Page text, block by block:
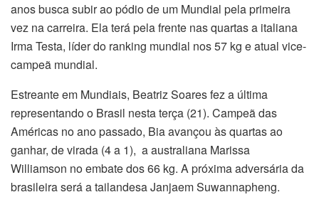
anos busca subir ao pódio de um Mundial pela primeira
vez na carreira. Ela terá pela frente nas quartas a italiana
Irma Testa, líder do ranking mundial nos 57 kg e atual vice-
campeã mundial.
Estreante em Mundiais, Beatriz Soares fez a última
representando o Brasil nesta terça (21). Campeã das
Américas no ano passado, Bia avançou às quartas ao
ganhar, de virada (4 a 1), a australiana Marissa
Williamson no embate dos 66 kg. A próxima adversária da
brasileira será a tailandesa Janjaem Suwannapheng.